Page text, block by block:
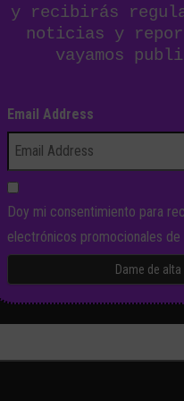
y recibirás
noticias y
vayamos
Email Address
Doy mi consentimiento para
electrónicos promocionales